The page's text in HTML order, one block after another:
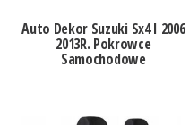
Auto Dekor Suzuki Sx4 I 2006
2013R. Pokrowce
Samochodowe